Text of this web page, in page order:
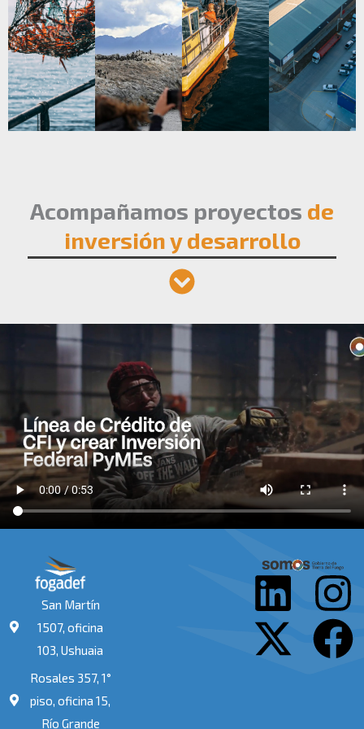
Acompañamos proyectos de
inversión y desarrollo
San Martín
1507, oficina
103, Ushuaia
Rosales 357, 1°
piso, oficina 15,
Río Grande
L
i
I
n
s
X
-
F
a
c